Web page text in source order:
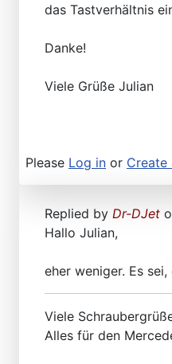
das Tastverhältnis
Danke!
Viele Grüße Julian
Please Log in or Create
Replied by Dr-DJet
Hallo Julian,
eher weniger. Es
Viele
Alles für den